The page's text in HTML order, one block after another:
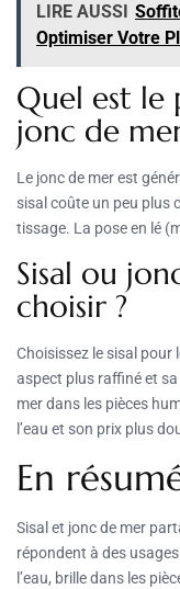
LIRE AUSSI
Optimiser Votre
Quel est le
jonc de
Le jonc de mer est
sisal coûte un peu plus
tissage. La pose en lé
Sisal ou
choisir ?
Choisissez le sisal pour
aspect plus raffiné et
mer dans les pièces
l’eau et son prix plus
En
Sisal et jonc de mer
répondent à des
l’eau, brille dans les